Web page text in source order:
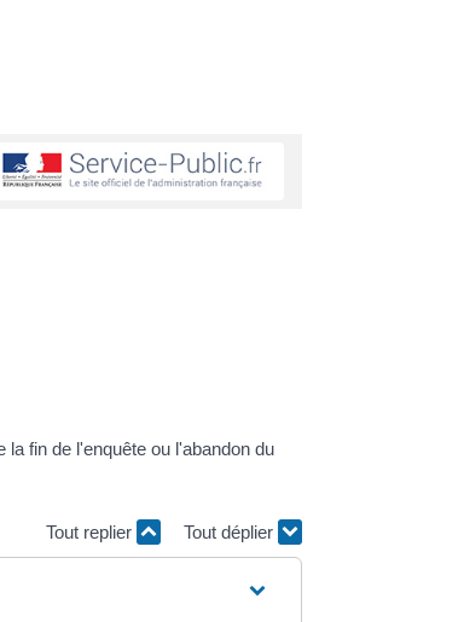
fin de l'enquête ou l'abandon du
Tout replier Tout déplier